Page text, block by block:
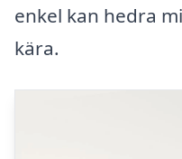
enkel kan hedra
kära.